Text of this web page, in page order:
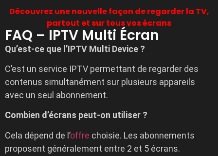
Découvrez une nouvelle façon de regarder la TV,
partout et sur tous vos écrans
FAQ – IPTV Multi Écran
Qu’est-ce que l’IPTV Multi Device ?
C’est un service IPTV permettant de regarder des
contenus simultanément sur plusieurs appareils
avec un seul abonnement.
Combien d’écrans peut-on utiliser ?
Cela dépend de l’offre choisie. Les abonnements
proposent généralement entre 2 et 5 écrans.